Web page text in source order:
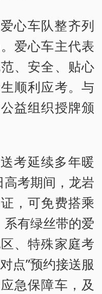
心车队整齐列
爱心车主代表
、安全、贴心
顺利应考。与
益组织授牌颁
考延续多年暖
考期间，龙岩
，可免费搭乘
系有绿丝带的爱
、特殊家庭考
点”预约接送服
急保障车，及